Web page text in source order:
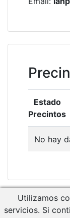
Estado
Precintos
No hay
Descargar
Acceso a
Utilizamos
servicios. Si